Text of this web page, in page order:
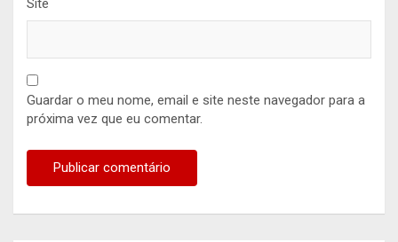
Site
Guardar o meu nome, email e site neste navegador para a
próxima vez que eu comentar.